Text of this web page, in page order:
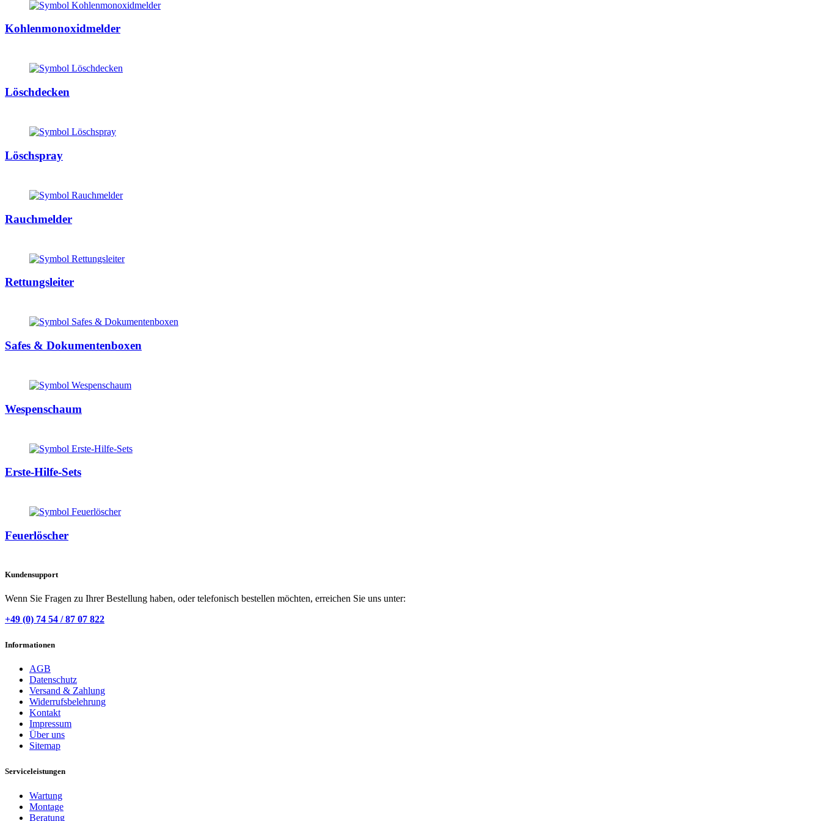
Kohlenmonoxidmelder
Löschdecken
Löschspray
Rauchmelder
Rettungsleiter
Safes & Dokumentenboxen
Wespenschaum
Erste-Hilfe-Sets
Feuerlöscher
Kundensupport
Wenn Sie Fragen zu Ihrer Bestellung haben, oder telefonisch bestellen möchten, erreichen Sie uns unter:
+49 (0) 74 54 / 87 07 822
Informationen
AGB
Datenschutz
Versand & Zahlung
Widerrufsbelehrung
Kontakt
Impressum
Über uns
Sitemap
Serviceleistungen
Wartung
Montage
Beratung